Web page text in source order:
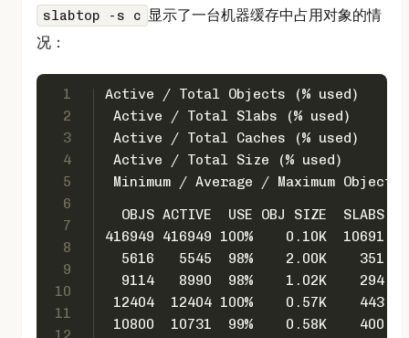
slabtop -s c 显示了一台机器缓存中占用对象的情
况：
1
2
3
4
5
6
7
8
9
10
11
Active / Total Objects (% used)    :
Active / Total Slabs (% used)      :
Active / Total Caches (% used)
Active / Total Size (% used)       :
Minimum / Average / Maximum
OBJS ACTIVE  USE OBJ SIZE  SLABS